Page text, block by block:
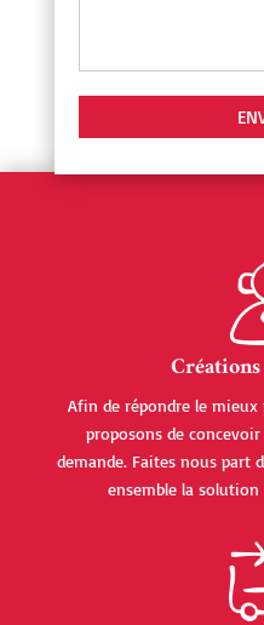
Afin de répondre le
proposons de
demande. Faites nous part
ensemble la solution